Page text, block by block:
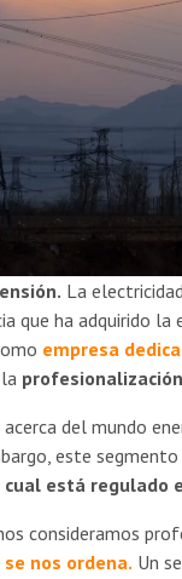
La
que ha adquirido la
empresa
del mundo
este
está regulado
consideramos
nos ordena. Un